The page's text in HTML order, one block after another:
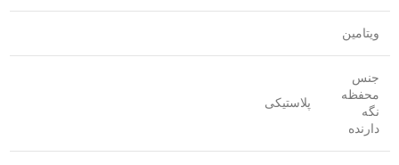
ویتامین
جنس
محفظه
نگه
دارنده
پلاستیکی